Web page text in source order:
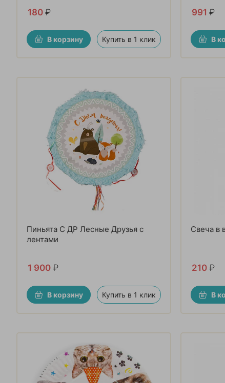
180 ₽
В корзину Купить в 1 клик
991 ₽
В
Пиньята С ДР Лесные Друзья с
лентами
1 900 ₽
В корзину Купить в 1 клик
Свеча в
210 ₽
В